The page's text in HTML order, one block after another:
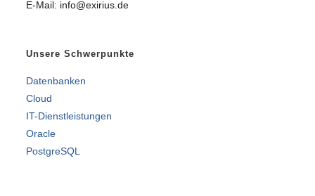
E-Mail: info@exirius.de
Unsere Schwerpunkte
Datenbanken
Cloud
IT-Dienstleistungen
Oracle
PostgreSQL